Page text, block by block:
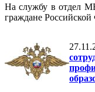
На службу в отдел
граждане Российской